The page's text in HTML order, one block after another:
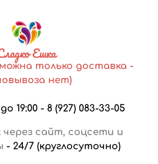
Ешка
только доставка -
нет)
19:00 - 8 (927) 083-33-05
через сайт, соцсети и
- 24/7 (круглосуточно)